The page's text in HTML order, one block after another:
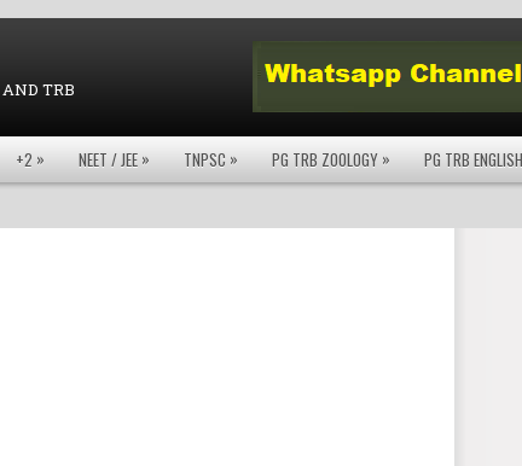
TRB
+2 » NEET / JEE » TNPSC » PG TRB ZOOLOGY » PG TRB ENGLISH